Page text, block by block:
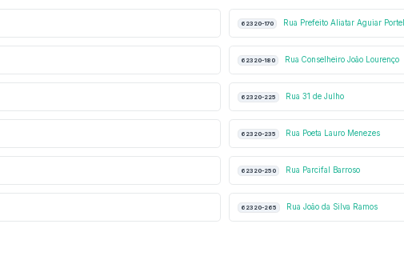
62320-170 Rua Prefeito Aliatar Aguiar
62320-180 Rua Conselheiro João Lourenço
62320-225 Rua 31 de Julho
62320-235 Rua Poeta Lauro Menezes
62320-250 Rua Parcifal Barroso
62320-265 Rua João da Silva Ramos